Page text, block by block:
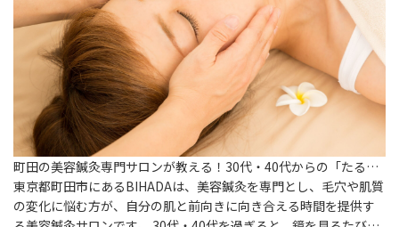
町田の美容鍼灸専門サロンが教える！30代・40代からの「たる…
東京都町田市にあるBIHADAは、美容鍼灸を専門とし、毛穴や肌質
の変化に悩む方が、自分の肌と前向きに向き合える時間を提供す